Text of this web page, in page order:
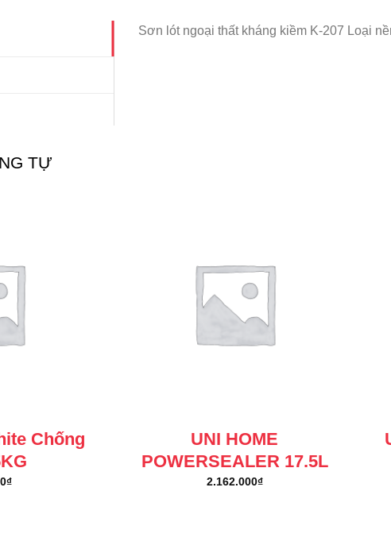
Sơn lót ngoại thất kháng kiềm K-207 Loại
TỰ
Chống
₫
UNI HOME
POWERSEALER 17.5L
2.162.000₫